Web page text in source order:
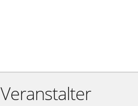
Veranstalter